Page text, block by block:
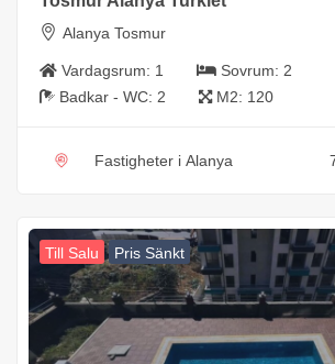
Alanya Tosmur
Vardagsrum: 1 Sovrum: 2
Badkar - WC: 2 M2: 120
Fastigheter i Alanya
Till Salu Pris Sänkt